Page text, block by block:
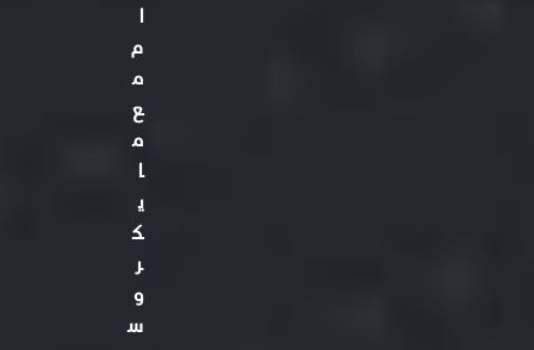
ا
م
م
ع
م
ا
ي
ك
ر
و
س